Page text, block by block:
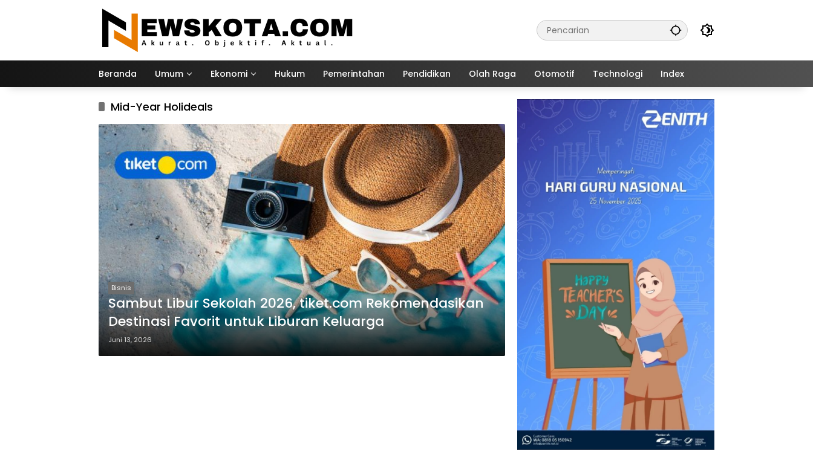
Beranda Umum Ekonomi Hukum Pemerintahan Pendidikan Olah Raga Otomotif Technologi Index
Mid-Year Holideals
Bisnis
Sambut Libur Sekolah 2026, tiket.com Rekomendasikan
Destinasi Favorit untuk Liburan Keluarga
Juni 13, 2026